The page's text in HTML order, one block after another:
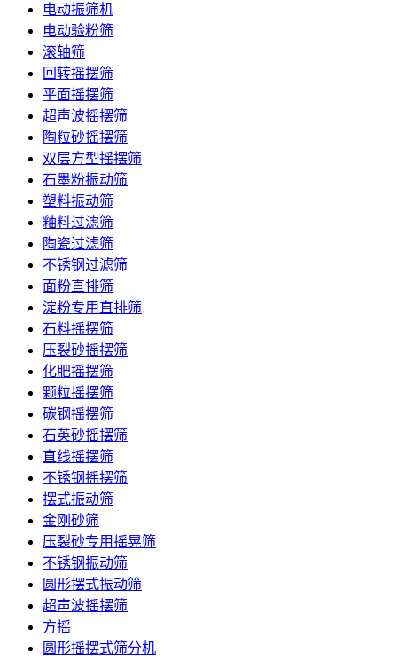
电动振筛机
电动验粉筛
滚轴筛
回转摇摆筛
平面摇摆筛
超声波摇摆筛
陶粒砂摇摆筛
双层方型摇摆筛
石墨粉振动筛
塑料振动筛
釉料过滤筛
陶瓷过滤筛
不锈钢过滤筛
面粉直排筛
淀粉专用直排筛
石料摇摆筛
压裂砂摇摆筛
化肥摇摆筛
颗粒摇摆筛
碳钢摇摆筛
石英砂摇摆筛
直线摇摆筛
不锈钢摇摆筛
摆式振动筛
金刚砂筛
压裂砂专用摇晃筛
不锈钢振动筛
圆形摆式振动筛
超声波摇摆筛
方摇
圆形摇摆式筛分机